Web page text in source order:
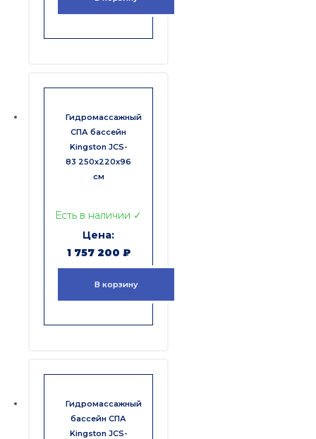
Гидромассажный
СПА бассейн
Kingston JCS-
83 250x220x96
см
Есть в наличии ✓
1 757 200 ₽
В корзину
Гидромассажный
бассейн СПА
Kingston JCS-